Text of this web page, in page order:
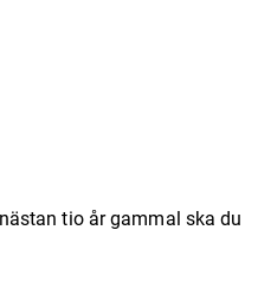
tio år gammal ska du